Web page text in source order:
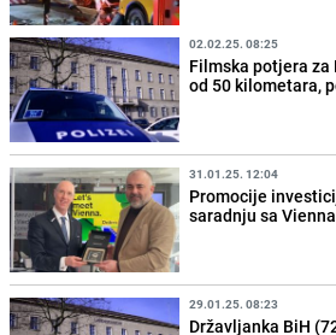
02.02.25. 08:25
Filmska potjera za
od 50 kilometara,
31.01.25. 12:04
Promocije
saradnju sa
29.01.25. 08:23
Državljanka BiH